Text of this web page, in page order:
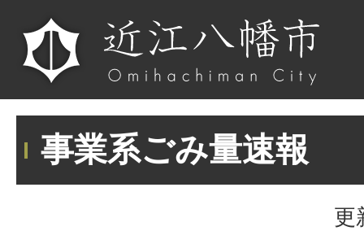
事業系ごみ量速報
更